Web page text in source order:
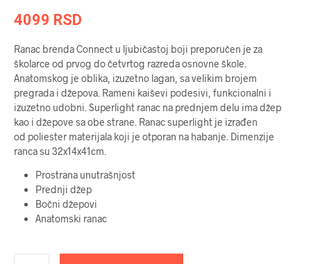
4099 RSD
Ranac brenda Connect u ljubičastoj boji preporučen je za
školarce od prvog do četvrtog razreda osnovne škole.
Anatomskog je oblika, izuzetno lagan, sa velikim brojem
pregrada i džepova. Rameni kaiševi podesivi, funkcionalni i
izuzetno udobni. Superlight ranac na prednjem delu ima džep
kao i džepove sa obe strane. Ranac superlight je izrađen
od poliester materijala koji je otporan na habanje. Dimenzije
ranca su 32x14x41cm.
Prostrana unutrašnjost
Prednji džep
Bočni džepovi
Anatomski ranac